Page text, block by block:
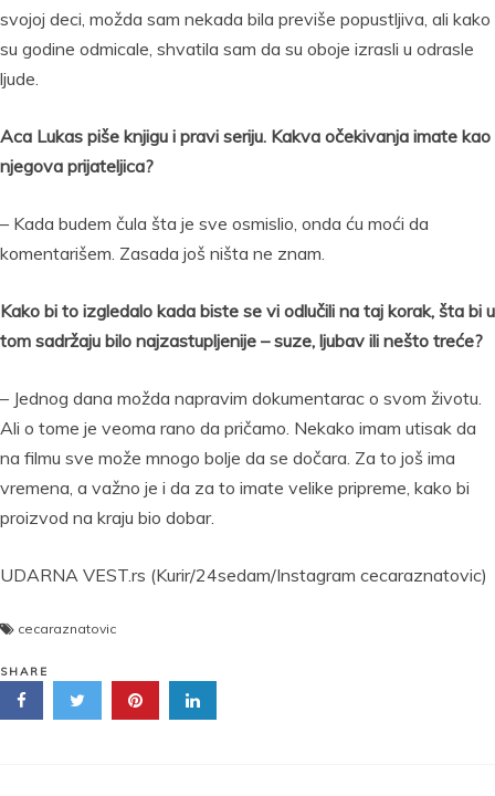
svojoj deci, možda sam nekada bila previše popustljiva, ali kako
su godine odmicale, shvatila sam da su oboje izrasli u odrasle
ljude.
Aca Lukas piše knjigu i pravi seriju. Kakva očekivanja imate kao
njegova prijateljica?
– Kada budem čula šta je sve osmislio, onda ću moći da
komentarišem. Zasada još ništa ne znam.
Kako bi to izgledalo kada biste se vi odlučili na taj korak, šta bi u
tom sadržaju bilo najzastupljenije – suze, ljubav ili nešto treće?
– Jednog dana možda napravim dokumentarac o svom životu.
Ali o tome je veoma rano da pričamo. Nekako imam utisak da
na filmu sve može mnogo bolje da se dočara. Za to još ima
vremena, a važno je i da za to imate velike pripreme, kako bi
proizvod na kraju bio dobar.
UDARNA VEST.rs (Kurir/24sedam/Instagram cecaraznatovic)
cecaraznatovic
SHARE